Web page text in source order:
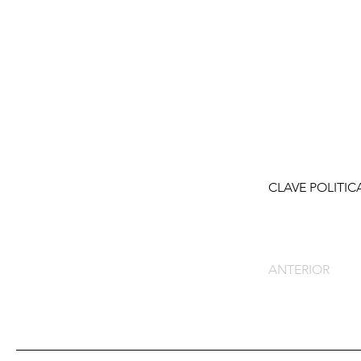
CLAVE
ANTERIOR